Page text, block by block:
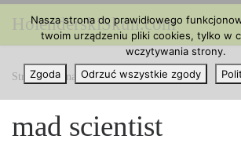
Przejdź do treści
HolenderskiSkun.com
Strona główna » mad scientist
mad scientist
Nasza strona do prawidłowego
twoim urządzeniu pliki cookies, tylko w
wczytywania strony.
Zgoda
Odrzuć wszystkie zgody